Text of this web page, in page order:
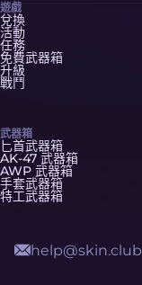
遊戲
兌換
活動
任務
免費武器箱
升級
戰鬥
武器箱
匕首武器箱
AK-47 武器箱
AWP 武器箱
手套武器箱
特工武器箱
help@skin.club